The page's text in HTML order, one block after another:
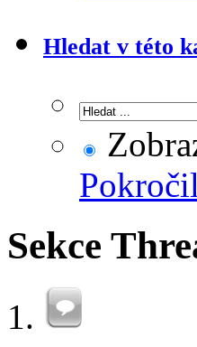
Hledat v této
Sekce